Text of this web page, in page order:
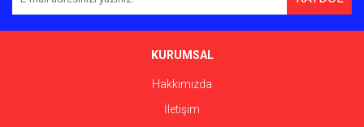
Ürün açıklamasında eksik bilgiler bulunuyor.
Ürün fiyatı diğer sitelerden daha pahalı.
KURUMSAL
Hakkımızda
İletişim